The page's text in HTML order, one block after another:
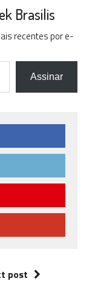
)
Brasilis
recentes por e-
Assinar
post